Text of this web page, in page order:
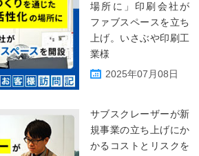
場所に」印刷会社が
ファブスペースを立ち
上げ。いさぶや印刷工
業様
2025年07月08日
サブスクレーザーが新
規事業の立ち上げにか
かるコストとリスクを